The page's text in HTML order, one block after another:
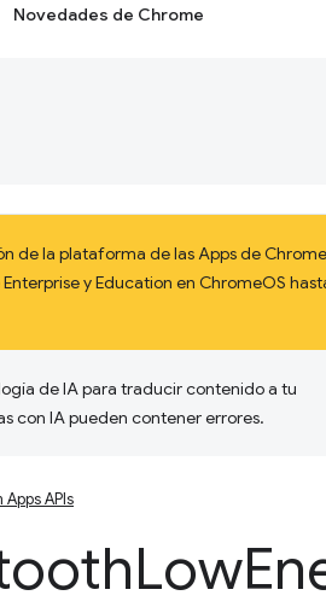
Novedades de Chrome
de la plataforma de las Apps de
y Education en ChromeOS
de IA para traducir contenido a tu
con IA pueden contener errores.
APIs
Low